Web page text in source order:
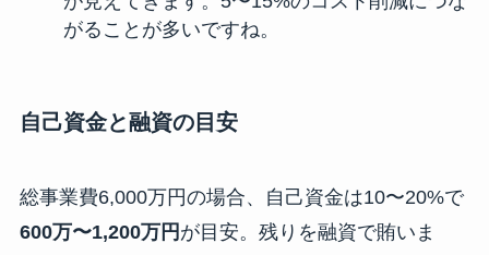
がることが多いですね。
自己資金と融資の目安
総事業費6,000万円の場合、自己資金は10〜20%で
600万〜1,200万円 が目安。残りを融資で賄いま